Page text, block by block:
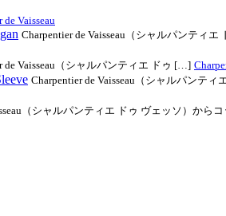
de Vaisseau
Charpentier de Vaisseau（シャルパンティ
de Vaisseau（シャルパンティエ ドゥ […]
Charpentier de Vaisseau（シャルパンテ
（シャルパンティエ ドゥ ヴェッソ）から